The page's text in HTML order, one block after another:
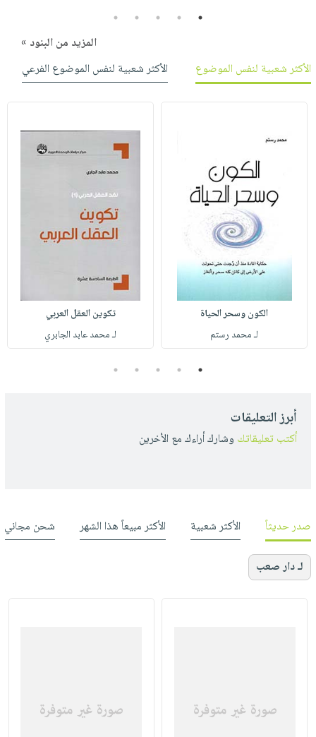
1
2
3
4
5
المزيد من البنود »
الأكثر شعبية لنفس الموضوع
الأكثر شعبية لنفس الموضوع الفرعي
الكون وسحر الحياة
لـ محمد رستم
تكوين العقل العربي
لـ محمد عابد الجابري
1
2
3
4
5
أبرز التعليقات
أكتب تعليقاتك وشارك أراءك مع الأخرين
صدر حديثاً الأكثر شعبية الأكثر مبيعاً هذا الشهر شحن مجاني
لـ دار صعب